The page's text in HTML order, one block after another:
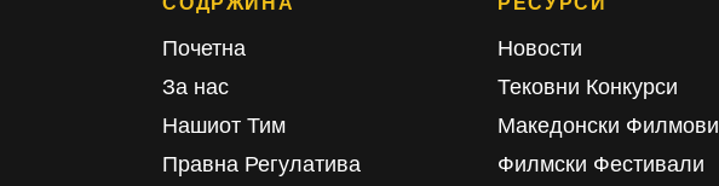
Почетна
За нас
Нашиот Тим
Правна Регулатива
Новости
Тековни Конкурси
Македонски Филмови
Филмски Фестивали